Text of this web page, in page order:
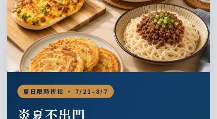
夏日限時折扣 · 7/21–8/7
炎夏不出門